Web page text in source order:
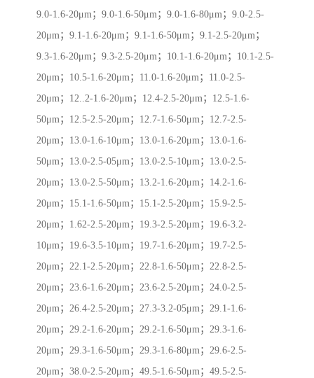
9.0-1.6-20μm；9.0-1.6-50μm；9.0-1.6-80μm；9.0-2.5-
20μm；9.1-1.6-20μm；9.1-1.6-50μm；9.1-2.5-20μm；
9.3-1.6-20μm；9.3-2.5-20μm；10.1-1.6-20μm；10.1-2.5-
20μm；10.5-1.6-20μm；11.0-1.6-20μm；11.0-2.5-
20μm；12..2-1.6-20μm；12.4-2.5-20μm；12.5-1.6-
50μm；12.5-2.5-20μm；12.7-1.6-50μm；12.7-2.5-
20μm；13.0-1.6-10μm；13.0-1.6-20μm；13.0-1.6-
50μm；13.0-2.5-05μm；13.0-2.5-10μm；13.0-2.5-
20μm；13.0-2.5-50μm；13.2-1.6-20μm；14.2-1.6-
20μm；15.1-1.6-50μm；15.1-2.5-20μm；15.9-2.5-
20μm；1.62-2.5-20μm；19.3-2.5-20μm；19.6-3.2-
10μm；19.6-3.5-10μm；19.7-1.6-20μm；19.7-2.5-
20μm；22.1-2.5-20μm；22.8-1.6-50μm；22.8-2.5-
20μm；23.6-1.6-20μm；23.6-2.5-20μm；24.0-2.5-
20μm；26.4-2.5-20μm；27.3-3.2-05μm；29.1-1.6-
20μm；29.2-1.6-20μm；29.2-1.6-50μm；29.3-1.6-
20μm；29.3-1.6-50μm；29.3-1.6-80μm；29.6-2.5-
20μm；38.0-2.5-20μm；49.5-1.6-50μm；49.5-2.5-